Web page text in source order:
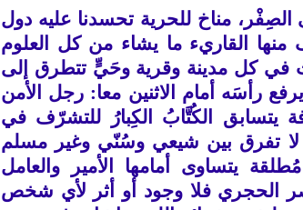
الصِفْر، مناخ للحرية تحسدنا عليه دول
القاريء ما يشاء من كل العلوم
في كل مدينة وقرية وحَيٍّ تتطرق إلى
رأسَه أمام الاثنين معا: رجل الأمن
يتسابق الكُتَّابُ الكِبارُ للتشرّف في
لا تفرق بين شيعي وسُنّي وغير مسلم
يتساوى أمامها الأمير والعامل
الحجري فلا وجود أو أثر لأي شخص